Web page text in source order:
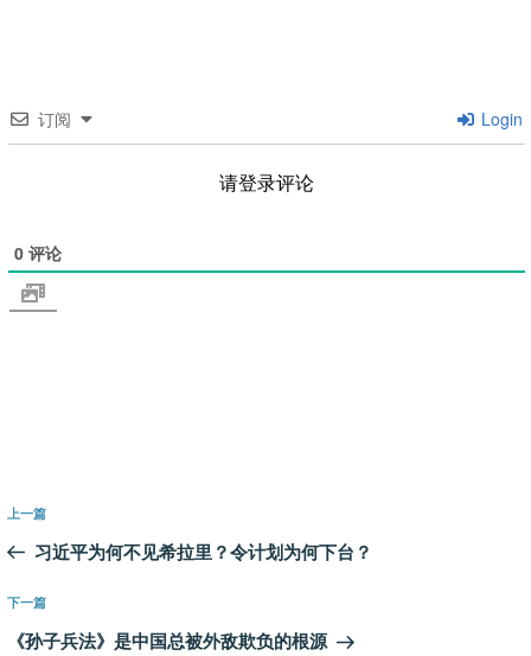
订阅 Login
请登录评论
0 评论
文
导
航
上
一
文
章
上一篇
习近平为何不见希拉里？令计划为何下台？
下
一
下一篇
《孙子兵法》是中国总被外敌欺负的根源